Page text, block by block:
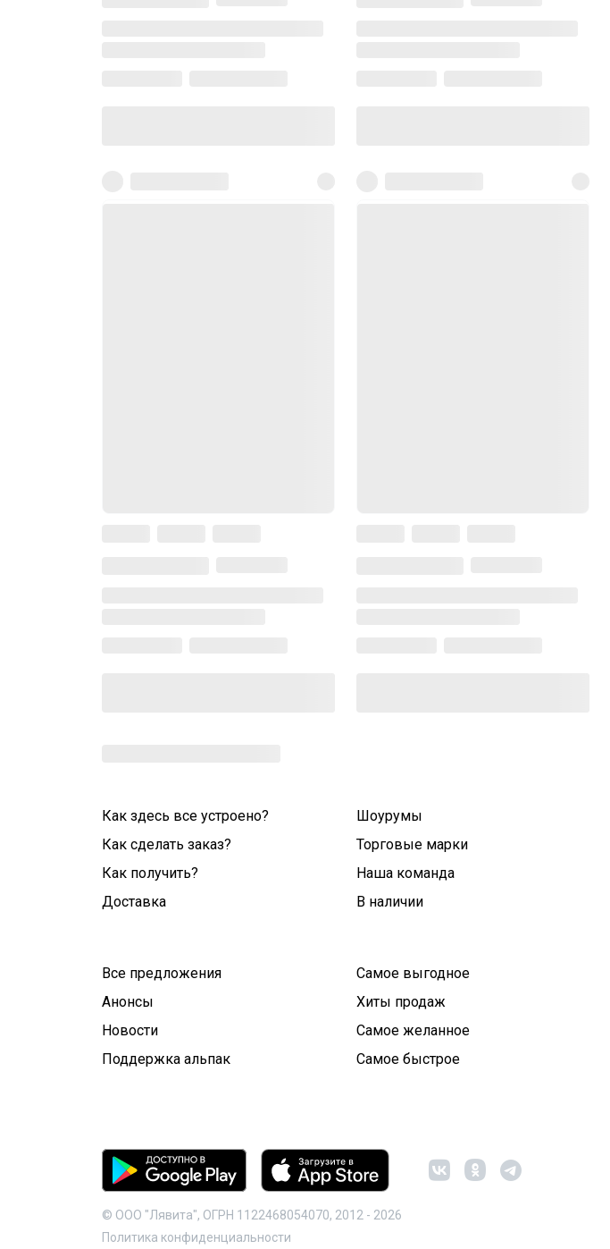
Как здесь все устроено?
Как сделать заказ?
Как получить?
Доставка
Шоурумы
Торговые марки
Наша команда
В наличии
Все предложения
Анонсы
Новости
Поддержка альпак
Самое выгодное
Хиты продаж
Самое желанное
Самое быстрое
© ООО "Лявита", ОГРН 1122468054070, 2012 - 2026
Политика конфиденциальности